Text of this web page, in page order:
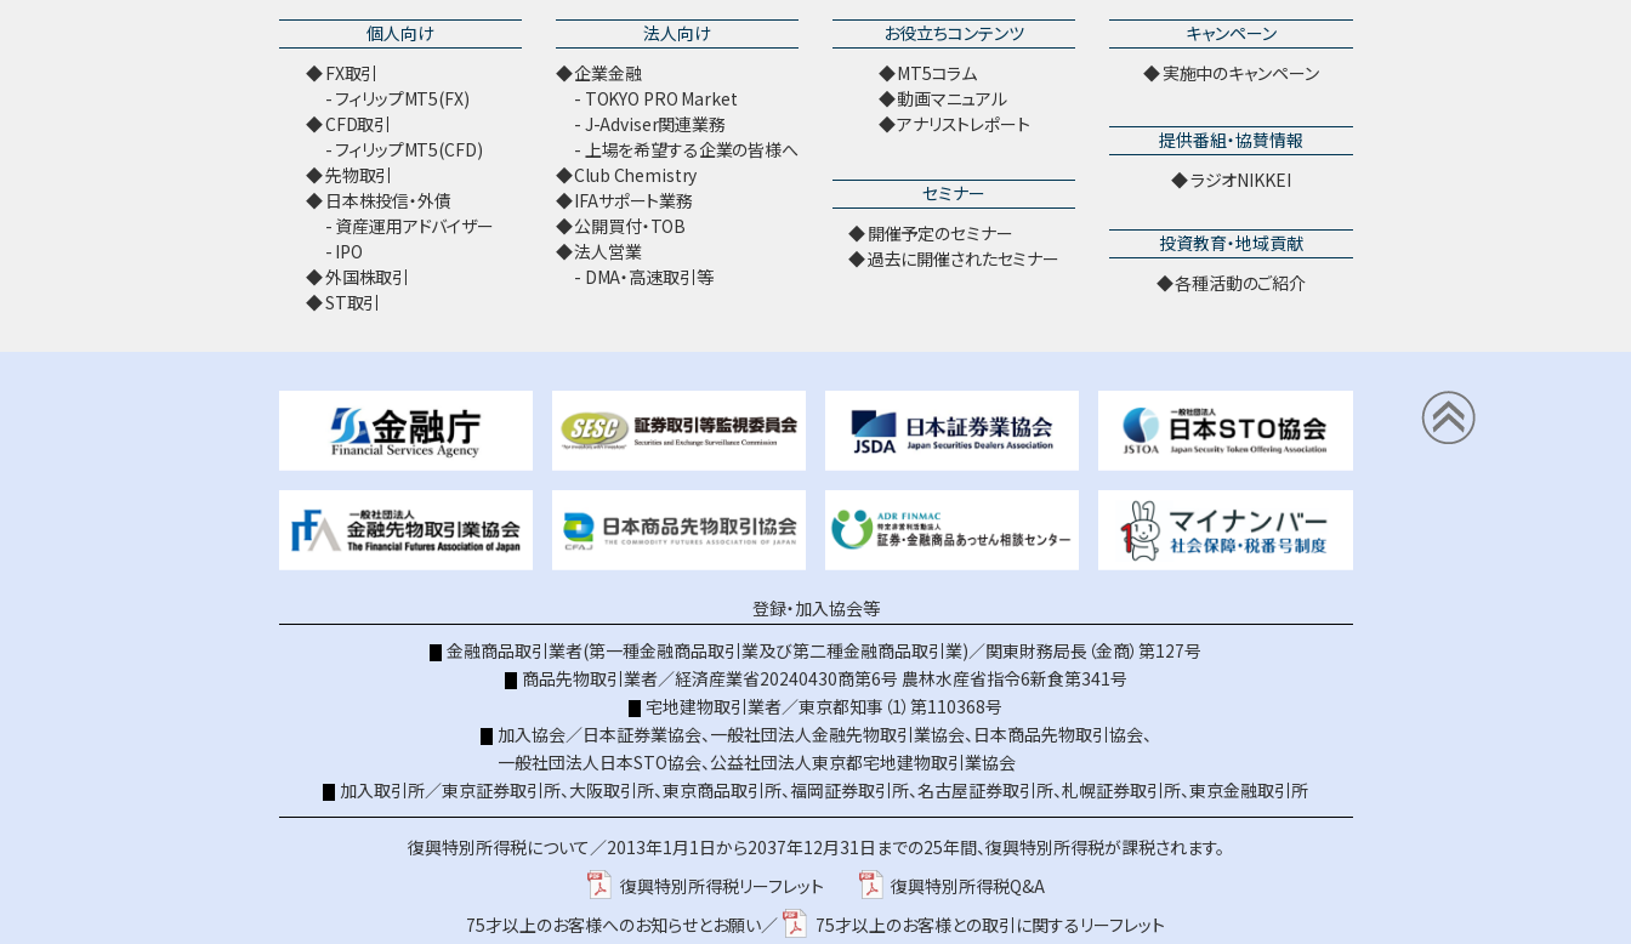
個人向け
FX取引
フィリップMT5(FX)
CFD取引
フィリップMT5(CFD)
先物取引
日本株投信・外債
資産運用アドバイザー
IPO
外国株取引
ST取引
法人向け
企業金融
TOKYO PRO Market
J-Adviser関連業務
上場を希望する企業の皆様へ
Club Chemistry
IFAサポート業務
公開買付・TOB
法人営業
DMA・高速取引等
お役立ちコンテンツ
MT5コラム
動画マニュアル
アナリストレポート
セミナー
開催予定のセミナー
過去に開催されたセミナー
キャンペーン
実施中のキャンペーン
提供番組・協賛情報
ラジオNIKKEI
投資教育・地域貢献
各種活動のご紹介
登録・加入協会等
金融商品取引業者(第一種金融商品取引業及び第二種金融商品取引業)／関東財務局長（金商）第127号
商品先物取引業者／経済産業省20240430商第6号 農林水産省指令6新食第341号
宅地建物取引業者／東京都知事（1）第110368号
加入協会／日本証券業協会、一般社団法人金融先物取引業協会、 日本商品先物取引協会、
一般社団法人日本STO協会、公益社団法人東京都宅地建物取引業協会
加入取引所／東京証券取引所、大阪取引所、東京商品取引所、福岡証券取引所、名古屋証券取引所、札幌証券取引所、東京金融取引所
復興特別所得税について／2013年1月1日から2037年12月31日までの25年間、復興特別所得税が課税されます。
復興特別所得税リーフレット
復興特別所得税Q&A
75才以上のお客様へのお知らせとお願い／
75才以上のお客様との取引に関するリーフレット